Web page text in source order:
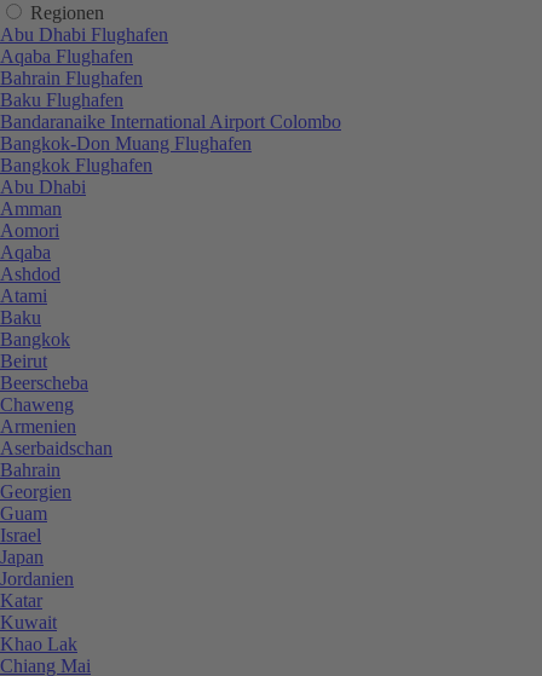
Regionen
Abu Dhabi Flughafen
Aqaba Flughafen
Bahrain Flughafen
Baku Flughafen
Bandaranaike International Airport Colombo
Bangkok-Don Muang Flughafen
Bangkok Flughafen
Abu Dhabi
Amman
Aomori
Aqaba
Ashdod
Atami
Baku
Bangkok
Beirut
Beerscheba
Chaweng
Armenien
Aserbaidschan
Bahrain
Georgien
Guam
Israel
Japan
Jordanien
Katar
Kuwait
Khao Lak
Chiang Mai